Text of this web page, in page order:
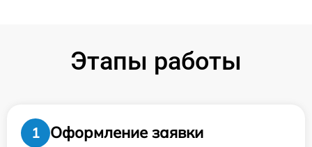
Этапы работы
1
Оформление заявки